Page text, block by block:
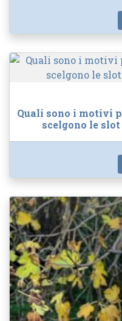
Quali sono i motivi
scelgono le